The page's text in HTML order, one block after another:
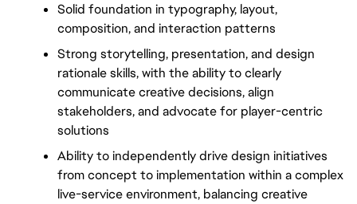
Solid foundation in typography, layout,
composition, and interaction patterns
Strong storytelling, presentation, and design
rationale skills, with the ability to clearly
communicate creative decisions, align
stakeholders, and advocate for player-centric
solutions
Ability to independently drive design initiatives
from concept to implementation within a complex
live-service environment, balancing creative